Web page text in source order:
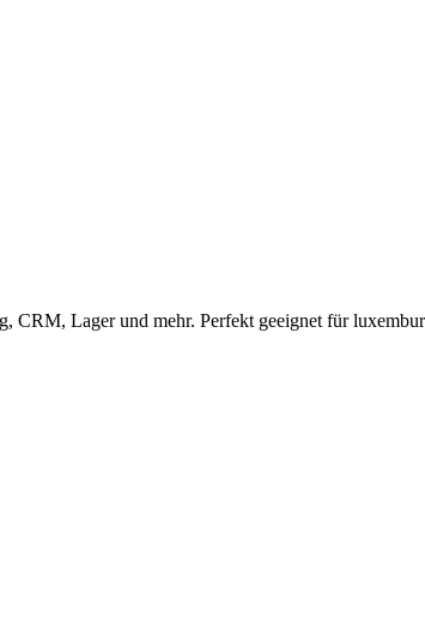
CRM, Lager und mehr. Perfekt geeignet für